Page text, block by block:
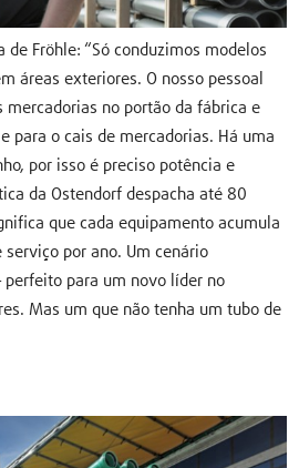
Fröhle: “Só conduzimos modelos
áreas exteriores. O nosso pessoal
mercadorias no portão da fábrica e
para o cais de mercadorias. Há uma
por isso é preciso potência e
da Ostendorf despacha até 80
que cada equipamento acumula
por ano. Um cenário
para um novo líder no
Mas um que não tenha um tubo de